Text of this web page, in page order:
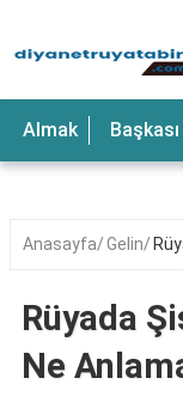
Anne
Bebek
Çocuk
Deniz
Almak Başkası
Anasayfa Gelin
Rüyada
Ne